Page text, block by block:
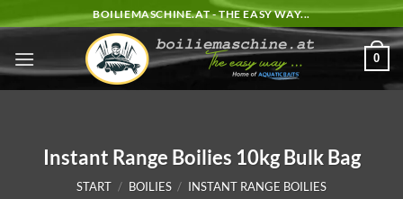
Inhalt
springen
BOILIEMASCHINE.AT - THE EASY WAY...
0
Instant Range Boilies 10kg Bulk Bag
START / BOILIES / INSTANT RANGE BOILIES